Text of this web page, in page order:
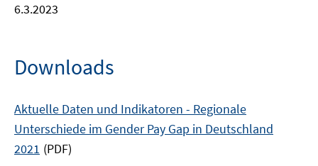
6.3.2023
Downloads
Aktuelle Daten und Indikatoren - Regionale
Unterschiede im Gender Pay Gap in Deutschland
2021 (PDF)